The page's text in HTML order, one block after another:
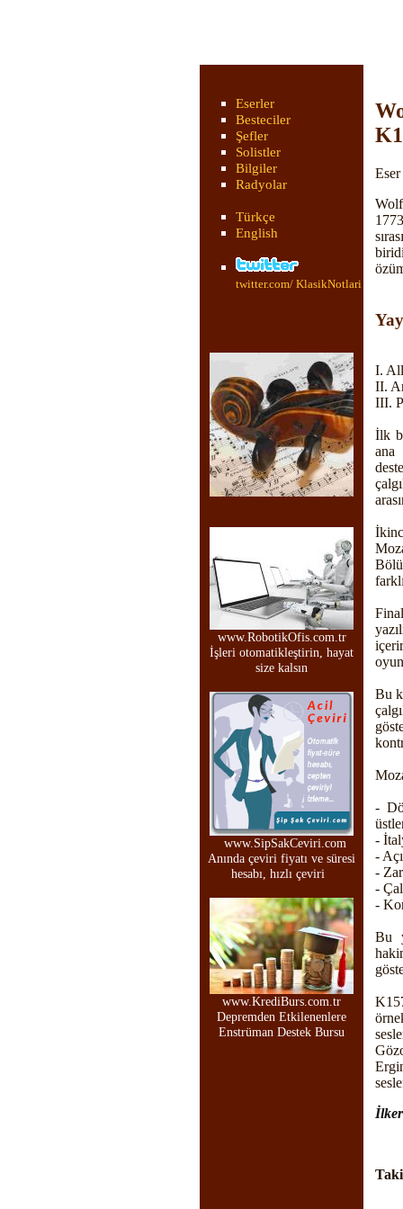
Eserler
Besteciler
Şefler
Solistler
Bilgiler
Radyolar
Türkçe
English
twitter.com/ KlasikNotlari
www.RobotikOfis.com.tr
İşleri otomatikleştirin, hayat
size kalsın
www.SipSakCeviri.com
Anında çeviri fiyatı ve süresi
hesabı, hızlı çeviri
www.KrediBurs.com.tr
Depremden Etkilenenlere
Enstrüman Destek Bursu
Eser
I.
II.
III.
İlk
ana
Bu
-
-
-
-
-
-
Bu
İlker